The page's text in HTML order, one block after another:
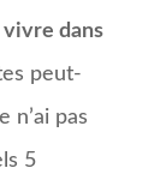
vivre dans
peut-
n’ai pas
5